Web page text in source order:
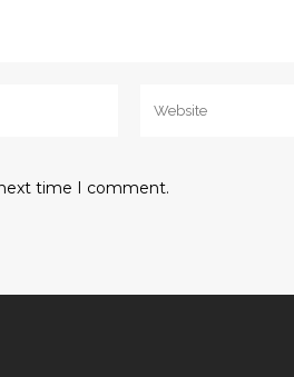
time I comment.